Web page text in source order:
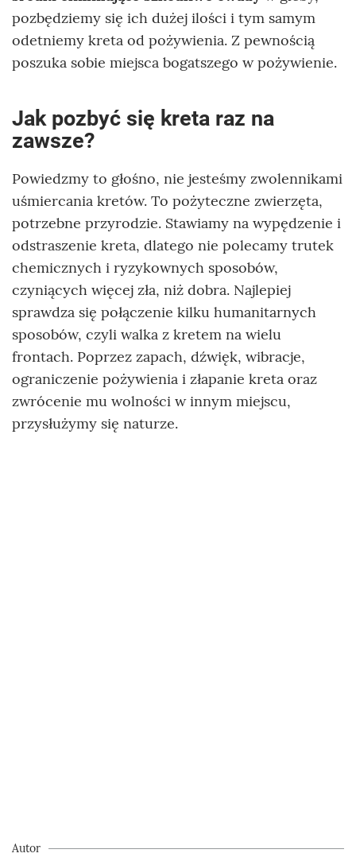
pozbędziemy się ich dużej ilości i tym samym
odetniemy kreta od pożywienia. Z pewnością
poszuka sobie miejsca bogatszego w pożywienie.
Jak pozbyć się kreta raz na
zawsze?
Powiedzmy to głośno, nie jesteśmy zwolennikami
uśmiercania kretów. To pożyteczne zwierzęta,
potrzebne przyrodzie. Stawiamy na wypędzenie i
odstraszenie kreta, dlatego nie polecamy trutek
chemicznych i ryzykownych sposobów,
czyniących więcej zła, niż dobra. Najlepiej
sprawdza się połączenie kilku humanitarnych
sposobów, czyli walka z kretem na wielu
frontach. Poprzez zapach, dźwięk, wibracje,
ograniczenie pożywienia i złapanie kreta oraz
zwrócenie mu wolności w innym miejscu,
przysłużymy się naturze.
Autor